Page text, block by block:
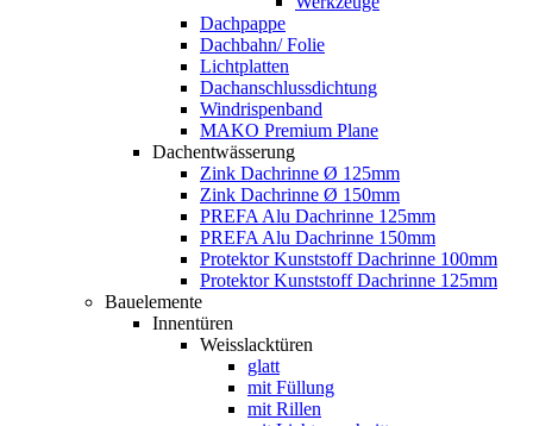
Dachpappe
Dachbahn/ Folie
Lichtplatten
Dachanschlussdichtung
Windrispenband
MAKO Premium Plane
Dachentwässerung
Zink Dachrinne Ø 125mm
Zink Dachrinne Ø 150mm
PREFA Alu Dachrinne 125mm
PREFA Alu Dachrinne 150mm
Protektor Kunststoff Dachrinne 100mm
Protektor Kunststoff Dachrinne 125mm
Bauelemente
Innentüren
Weisslacktüren
glatt
mit Füllung
mit Rillen